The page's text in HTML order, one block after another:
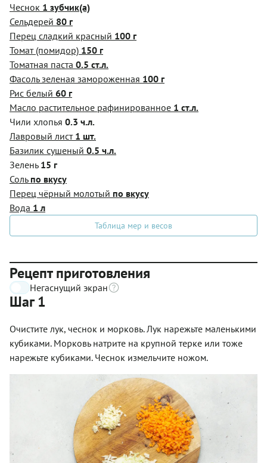
Чеснок 1 зубчик(а)
Сельдерей 80 г
Перец сладкий красный 100 г
Томат (помидор) 150 г
Томатная паста 0.5 ст.л.
Фасоль зеленая замороженная 100 г
Рис белый 60 г
Масло растительное рафинированное 1 ст.л.
Чили хлопья 0.3 ч.л.
Лавровый лист 1 шт.
Базилик сушеный 0.5 ч.л.
Зелень 15 г
Соль по вкусу
Перец чёрный молотый по вкусу
Вода 1 л
Таблица мер и весов
Рецепт приготовления
Негаснущий экран
Шаг 1
Очистите лук, чеснок и морковь. Лук нарежьте маленькими
кубиками. Морковь натрите на крупной терке или тоже
нарежьте кубиками. Чеснок измельчите ножом.